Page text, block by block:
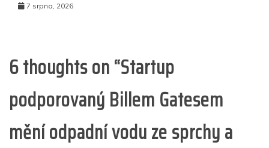
7 srpna, 2026
6 thoughts on “Startup
podporovaný Billem Gatesem
mění odpadní vodu ze sprchy a